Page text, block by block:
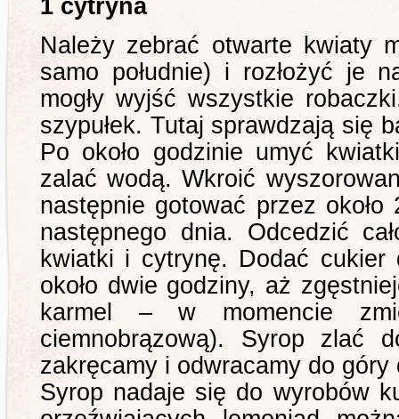
1 cytryna
Należy zebrać otwarte kwiaty
samo południe) i rozłożyć je
mogły wyjść wszystkie
szypułek. Tutaj sprawdzają się
Po około godzinie umyć
zalać wodą. Wkroić
następnie gotować przez
następnego dnia. Odcedzić
kwiatki i cytrynę. Dodać cukier
około dwie godziny, aż
karmel – w momencie
ciemnobrązową). Syrop zlać
zakręcamy i odwracamy do góry
Syrop nadaje się do wyrobów